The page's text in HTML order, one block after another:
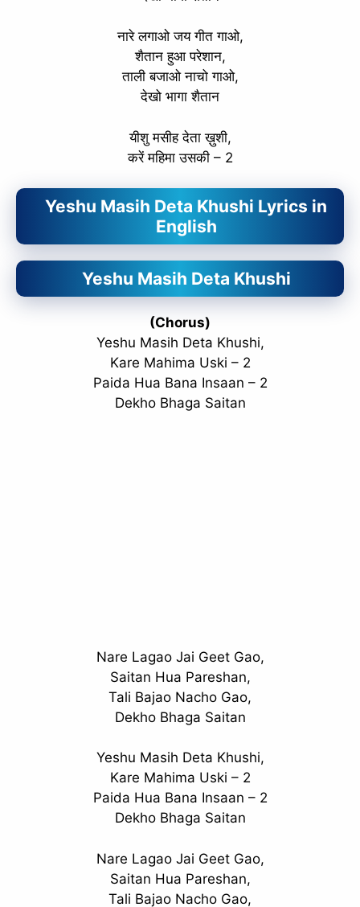
नारे लगाओ जय गीत गाओ,
शैतान हुआ परेशान,
ताली बजाओ नाचो गाओ,
देखो भागा शैतान
यीशु मसीह देता ख़ुशी,
करें महिमा उसकी – 2
Yeshu Masih Deta Khushi Lyrics in
English
Yeshu Masih Deta Khushi
(Chorus)
Yeshu Masih Deta Khushi,
Kare Mahima Uski – 2
Paida Hua Bana Insaan – 2
Dekho Bhaga Saitan
Nare Lagao Jai Geet Gao,
Saitan Hua Pareshan,
Tali Bajao Nacho Gao,
Dekho Bhaga Saitan
Yeshu Masih Deta Khushi,
Kare Mahima Uski – 2
Paida Hua Bana Insaan – 2
Dekho Bhaga Saitan
Nare Lagao Jai Geet Gao,
Saitan Hua Pareshan,
Tali Bajao Nacho Gao,